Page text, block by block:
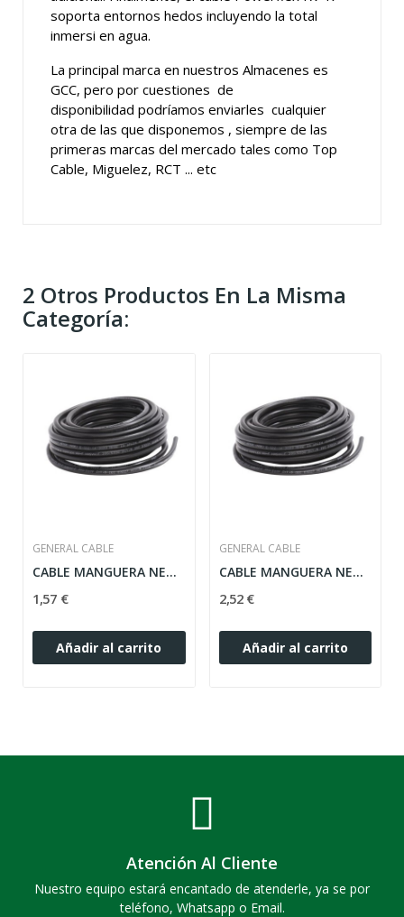
soporta entornos hedos incluyendo la total
inmersi en agua.
La principal marca en nuestros Almacenes es
GCC, pero por cuestiones de
disponibilidad podríamos enviarles cualquier
otra de las que disponemos , siempre de las
primeras marcas del mercado tales como Top
Cable, Miguelez, RCT ... etc
2 Otros Productos En La Misma
Categoría:
GENERAL CABLE
CABLE MANGUERA NEGRA 2.5MM, 3 CONDUCTORES RVK 1KV
1,57 €
Añadir al carrito
GENERAL CABLE
CABLE MANGUERA NEGRA 2.5MM, 5 CONDUCTORES RVK 1KV
2,52 €
Añadir al carrito
Atención Al Cliente
Nuestro equipo estará encantado de atenderle, ya se por
teléfono, Whatsapp o Email.